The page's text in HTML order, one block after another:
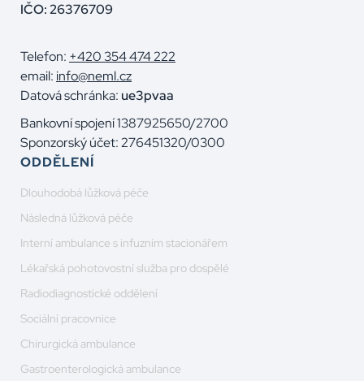
IČO: 26376709
Telefon: +420 354 474 222
email: info@neml.cz
Datová schránka: ue3pvaa
Bankovní spojení 1387925650/2700
Sponzorský účet: 276451320/0300
ODDĚLENÍ
Dlouhodobá lůžková péče
Následná lůžková péče
Interní ambulance s infuzním stacionářem
Lékařská pohotovostní služba pro dospělé
Radiodiagnostické oddělení
Sociální pracovnice
Chirurgická ambulance
Gastroenterologická ambulance